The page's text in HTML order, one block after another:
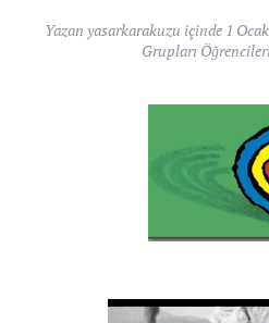
Yazan yasarkarakuzu içinde 1
Grupları